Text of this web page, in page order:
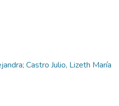
Castro Julio, Lizeth María